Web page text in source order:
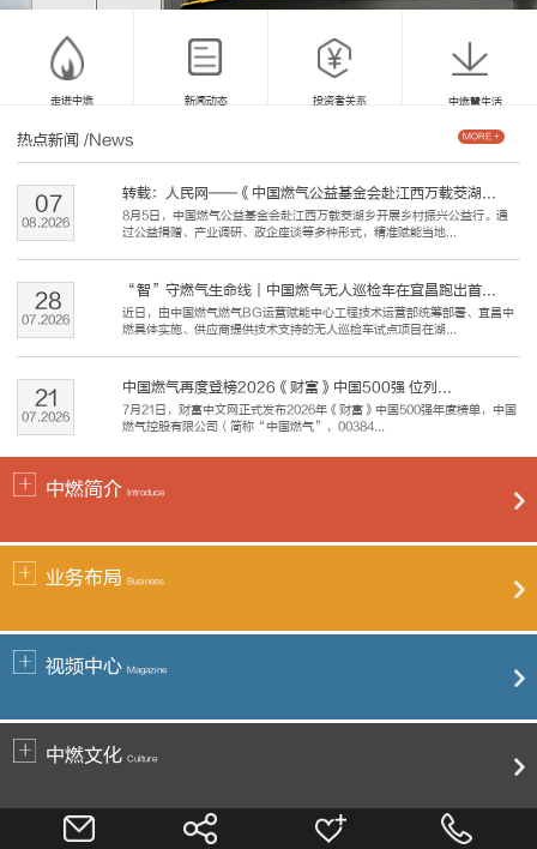
走进中燃 新闻动态 投资者关系 中燃慧生活
热点新闻 /News
转载：人民网——《中国燃气公益基金会赴江西万载茭湖...
8月5日，中国燃气公益基金会赴江西万载茭湖乡开展乡村振兴公益行。通
过公益捐赠、产业调研、政企座谈等多种形式，精准赋能当地...
08.2026
07
“智”守燃气生命线｜中国燃气无人巡检车在宜昌跑出首...
近日，由中国燃气燃气BG运营赋能中心工程技术运营部统筹部署、宜昌中
燃具体实施、供应商提供技术支持的无人巡检车试点项目在湖...
07.2026
28
中国燃气再度登榜2026《财富》中国500强 位列...
7月21日，财富中文网正式发布2026年《财富》中国500强年度榜单，中国
燃气控股有限公司（简称“中国燃气”，00384...
07.2026
21
MORE +
中燃简介 Introduce
业务布局 Business
视频中心 Magazine
中燃文化 Culture